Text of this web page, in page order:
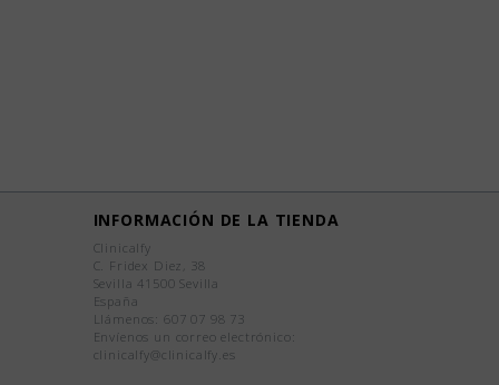
INFORMACIÓN DE LA TIENDA
Clinicalfy
C. Fridex Diez, 38
Sevilla 41500 Sevilla
España
Llámenos: 607 07 98 73
Envíenos un correo electrónico:
clinicalfy@clinicalfy.es